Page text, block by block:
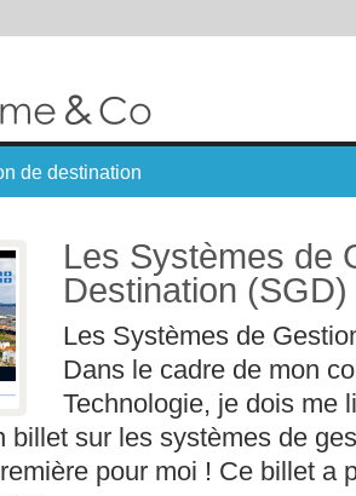
de destination
Les Systèmes de
Destination (SGD)
Les Systèmes de
Dans le cadre de mon
Technologie, je dois me
billet sur les systèmes de
pour moi ! Ce billet a